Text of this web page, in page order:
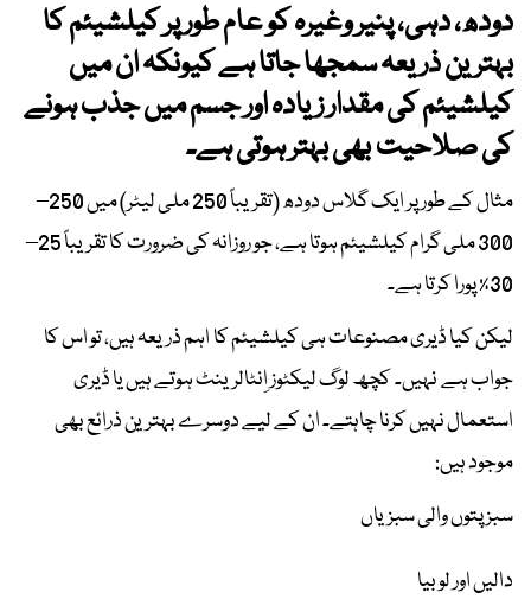
دودھ، دہی، پنیر وغیرہ کو عام طور پر کیلشیئم کا
بہترین ذریعہ سمجھا جاتا ہے کیونکہ ان میں
کیلشیئم کی مقدار زیادہ اور جسم میں جذب ہونے
کی صلاحیت بھی بہتر ہوتی ہے۔
مثال کے طور پر ایک گلاس دودھ (تقریباً 250 ملی لیٹر) میں 250–
300 ملی گرام کیلشیئم ہوتا ہے، جو روزانہ کی ضرورت کا تقریباً 25–
30٪ پورا کرتا ہے۔
لیکن کیا ڈیری مصنوعات ہی کیلشیئم کا اہم ذریعہ ہیں، تو اس کا
جواب ہے نہیں۔ کچھ لوگ لیکٹوز اِنٹالرینٹ ہوتے ہیں یا ڈیری
استعمال نہیں کرنا چاہتے۔ ان کے لیے دوسرے بہترین ذرائع بھی
موجود ہیں:
سبز پتوں والی سبزیاں
دالیں اور لوبیا